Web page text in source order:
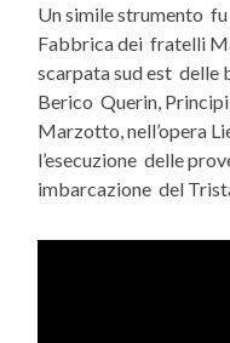
Un simile strumento fu
Fabbrica dei fratelli
scarpata sud est delle
Berico Querin,
Marzotto, nell’opera
l’esecuzione delle
imbarcazione del